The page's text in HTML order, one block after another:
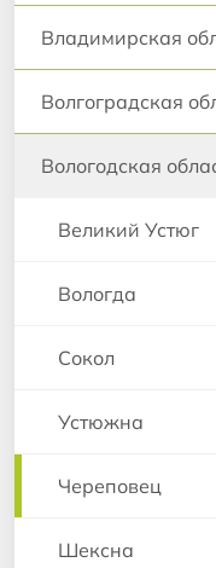
Владимирская
Волгоградская
Вологодская
Великий Устюг
Вологда
Сокол
Устюжна
Череповец
Шексна